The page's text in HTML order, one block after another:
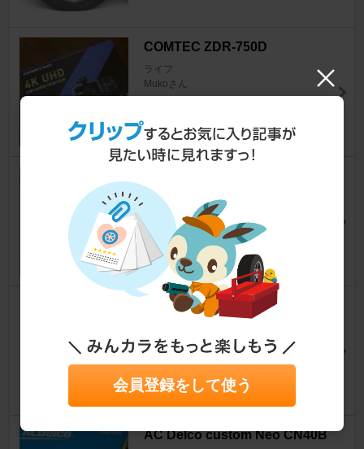
COMTEC ZDR-750D
ライフ
Mukoさん
ライフ
morishigeさん
MAGMAX エクセレント GESZ
ライフ
犬クマさん
0
AC Delco custom Neo CN40B
会員登録をして使う